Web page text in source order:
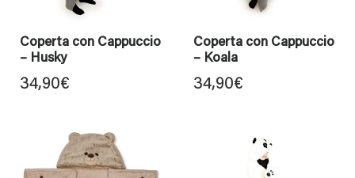
Coperta con Cappuccio
– Husky
34,90€
Coperta con Cappuccio
– Koala
34,90€